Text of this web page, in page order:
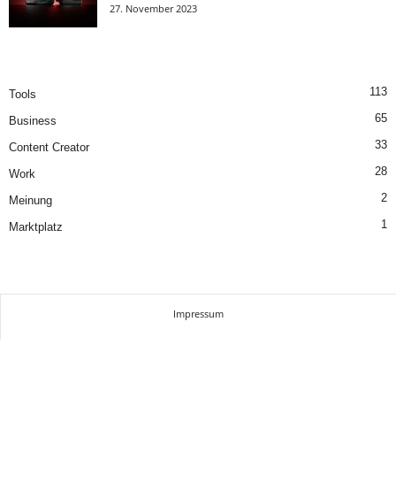
27. November 2023
Tools 113
Business 65
Content Creator 33
Work 28
Meinung 2
Marktplatz 1
Impressum